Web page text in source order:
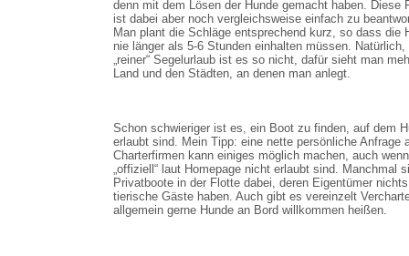
denn mit dem Lösen der Hunde gemacht haben. Diese
ist dabei aber noch vergleichsweise einfach zu
Man plant die Schläge entsprechend kurz, so dass die
nie länger als 5-6 Stunden einhalten müssen. Natürlich,
„reiner“ Segelurlaub ist es so nicht, dafür sieht man
Land und den Städten, an denen man anlegt.
Schon schwieriger ist es, ein Boot zu finden, auf dem
erlaubt sind. Mein Tipp: eine nette persönliche Anfrage
Charterfirmen kann einiges möglich machen, auch
„offiziell“ laut Homepage nicht erlaubt sind. Manchmal
Privatboote in der Flotte dabei, deren Eigentümer
tierische Gäste haben. Auch gibt es vereinzelt
allgemein gerne Hunde an Bord willkommen heißen.